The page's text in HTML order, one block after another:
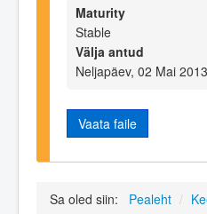
Maturity
Stable
Välja antud
Neljapäev, 02 Mai
Vaata faile
Sa oled siin: Pealeht /